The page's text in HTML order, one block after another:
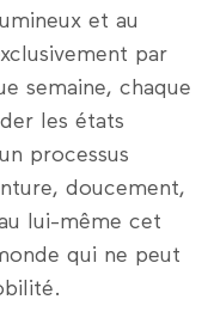
et au
par
semaine, chaque
les états
processus
doucement,
lui-même cet
qui ne peut